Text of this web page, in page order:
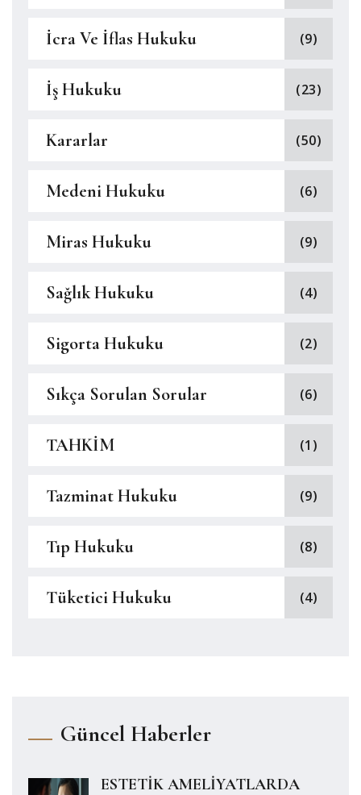
İcra Ve İflas Hukuku (9)
İş Hukuku (23)
Kararlar (50)
Medeni Hukuku (6)
Miras Hukuku (9)
Sağlık Hukuku (4)
Sigorta Hukuku (2)
Sıkça Sorulan Sorular (6)
TAHKİM (1)
Tazminat Hukuku (9)
Tıp Hukuku (8)
Tüketici Hukuku (4)
Güncel Haberler
ESTETİK AMELİYATLARDA